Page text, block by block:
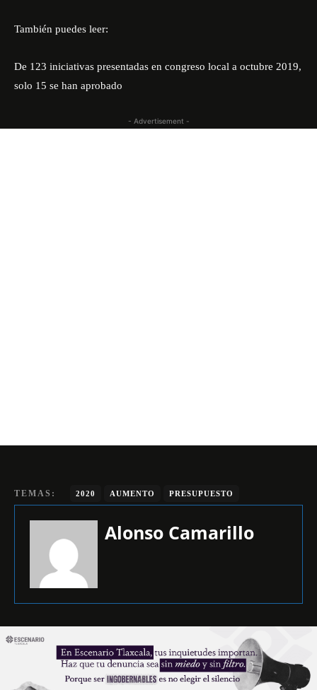
También puedes leer:
De 123 iniciativas presentadas en congreso local a octubre 2019,
solo 15 se han aprobado
- Advertisement -
TEMAS: 2020 AUMENTO PRESUPUESTO
Alonso Camarillo